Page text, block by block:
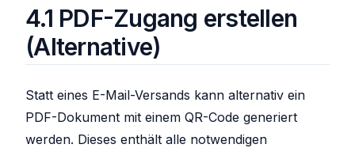
4.1 PDF-Zugang erstellen
(Alternative)
Statt eines E-Mail-Versands kann alternativ ein
PDF-Dokument mit einem QR-Code generiert
werden. Dieses enthält alle notwendigen